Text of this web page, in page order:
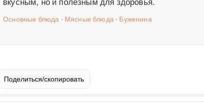
Основные блюда · Мясные блюда· Буженина
Поделиться/скопировать